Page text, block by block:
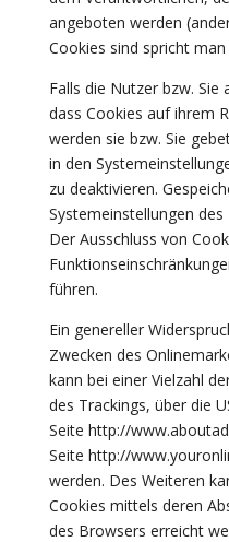
angeboten werden
Cookies sind spricht
Falls die Nutzer bzw.
dass Cookies auf ihrem
werden sie bzw. Sie
in den
zu deaktivieren.
Systemeinstellungen
Der Ausschluss von
führen.
Ein genereller
Zwecken des
kann bei einer Vielzahl
des Trackings, über die
Seite http://
Seite http://
werden. Des Weiteren
Cookies mittels deren
des Browsers erreicht